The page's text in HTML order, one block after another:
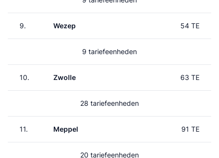
9. Wezep 54 TE
9 tariefeenheden
10. Zwolle 63 TE
28 tariefeenheden
11. Meppel 91 TE
20 tariefeenheden